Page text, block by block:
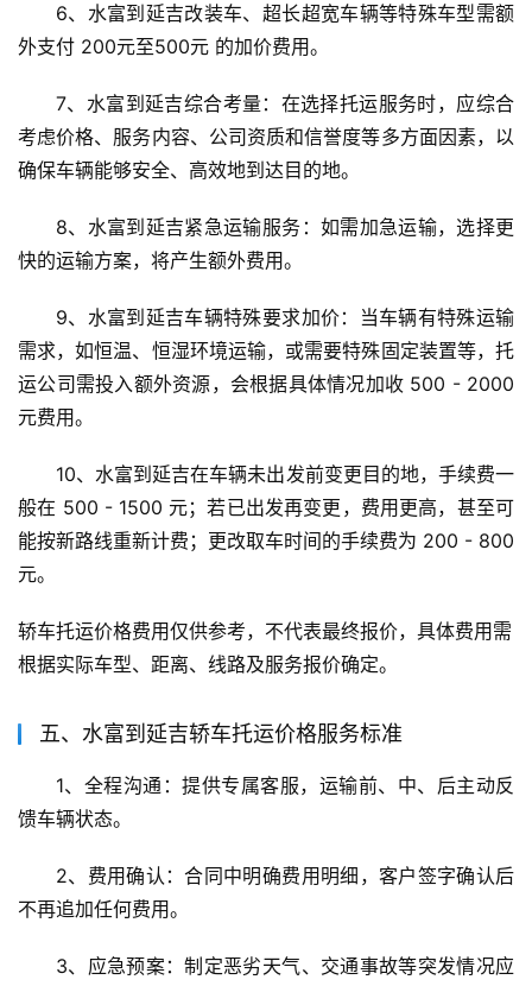
6、水富到延吉改装车、超长超宽车辆等特殊车型需额
外支付 200元至500元 的加价费用。
7、水富到延吉综合考量：在选择托运服务时，应综合
考虑价格、服务内容、公司资质和信誉度等多方面因素，以
确保车辆能够安全、高效地到达目的地。
8、水富到延吉紧急运输服务：如需加急运输，选择更
快的运输方案，将产生额外费用。
9、水富到延吉车辆特殊要求加价：当车辆有特殊运输
需求，如恒温、恒湿环境运输，或需要特殊固定装置等，托
运公司需投入额外资源，会根据具体情况加收 500 - 2000
元费用。
10、水富到延吉在车辆未出发前变更目的地，手续费一
般在 500 - 1500 元；若已出发再变更，费用更高，甚至可
能按新路线重新计费；更改取车时间的手续费为 200 - 800
元。
轿车托运价格费用仅供参考，不代表最终报价，具体费用需
根据实际车型、距离、线路及服务报价确定。
五、水富到延吉轿车托运价格服务标准
1、全程沟通：提供专属客服，运输前、中、后主动反
馈车辆状态。
2、费用确认：合同中明确费用明细，客户签字确认后
不再追加任何费用。
3、应急预案：制定恶劣天气、交通事故等突发情况应